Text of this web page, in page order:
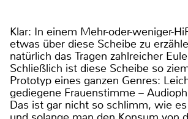
Klar: In einem Mehr-oder-weniger-
etwas über diese Scheibe zu
natürlich das Tragen zahlreicher
Schließlich ist diese Scheibe so
Prototyp eines ganzen Genres:
gediegene Frauenstimme –
Das ist gar nicht so schlimm, wie